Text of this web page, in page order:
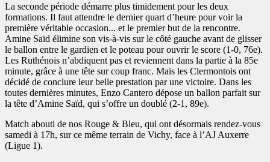
La seconde période démarre plus timidement pour les deux
formations. Il faut attendre le dernier quart d’heure pour voir la
première véritable occasion... et le premier but de la rencontre.
Amine Saïd élimine son vis-à-vis sur le côté gauche avant de glisser
le ballon entre le gardien et le poteau pour ouvrir le score (1-0, 76e).
Les Ruthénois n’abdiquent pas et reviennent dans la partie à la 85e
minute, grâce à une tête sur coup franc. Mais les Clermontois ont
décidé de conclure leur belle prestation par une victoire. Dans les
toutes dernières minutes, Enzo Cantero dépose un ballon parfait sur
la tête d’Amine Saïd, qui s’offre un doublé (2-1, 89e).
Match abouti de nos Rouge & Bleu, qui ont désormais rendez-vous
samedi à 17h, sur ce même terrain de Vichy, face à l’AJ Auxerre
(Ligue 1).